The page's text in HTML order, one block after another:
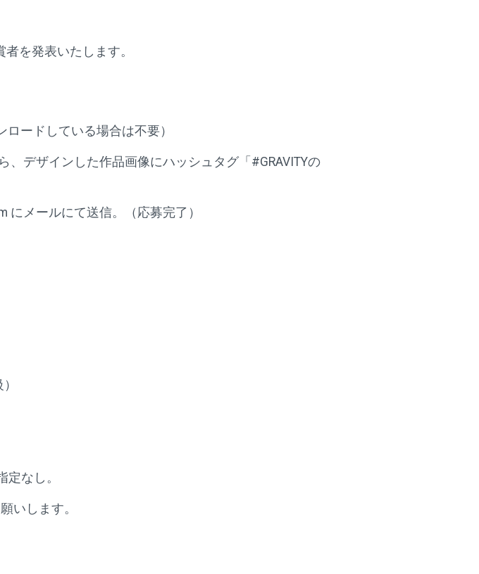
者を発表いたします。
ードしている場合は不要）
デザインした作品画像にハッシュタグ「#GRAVITYの
にメールにて送信。（応募完了）
なし。
いします。